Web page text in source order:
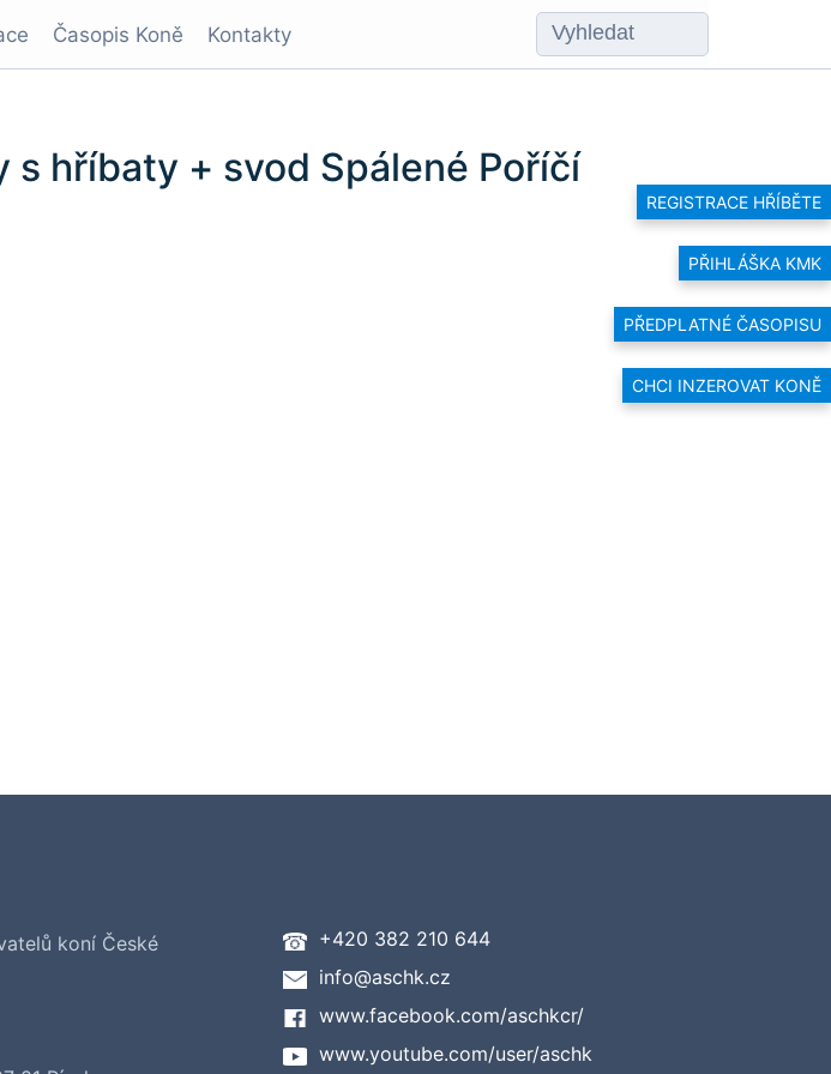
REGISTRACE HŘÍBĚTE
PŘIHLÁŠKA KMK
PŘEDPLATNÉ ČASOPISU
CHCI INZEROVAT KONĚ
Časopis Koně Kontakty
hříbaty + svod Spálené Poříčí
koní České
+420 382 210 644
info@aschk.cz
www.facebook.com/aschkcr/
www.youtube.com/user/aschk